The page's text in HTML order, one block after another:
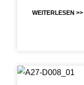
WEITERLESEN >>